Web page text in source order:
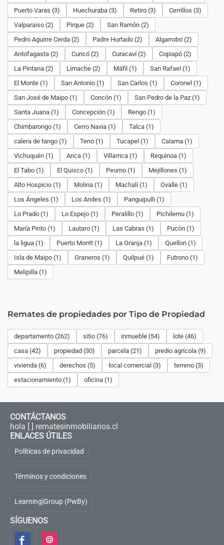
Puerto Varas (3)
Huechuraba (3) Retiro (3)
Cerrillos (3)
Valparaíso (2)
Pirque (2)
San Ramón (2)
Pedro Aguirre Cerda (2)
Padre Hurtado (2)
Algarrobo (2)
Antofagasta (2)
Curicó (2) Curacaví (2)
Copiapó (2)
La Pintana (2)
Limache (2) Máfil (1)
San Rafael (1)
El Monte (1)
San Antonio (1) San Carlos (1)
Coronel (1)
San José de Maipo (1)
Concón (1)
San Pedro de la Paz (1)
Santa Juana (1)
Concepción (1)
Rengo (1)
Chimbarongo (1)
Cerro Navia (1)
Talca (1)
calera de tango (1)
Teno (1) Tucapel (1)
Calama (1)
Vichuquén (1)
Arica (1) Villarrica (1)
Requinoa (1)
El Tabo (1)
El Quisco (1) Peumo (1)
Mejillones (1)
Alto Hospicio (1)
Molina (1) Machalí (1)
Ovalle (1)
Los Ángeles (1)
Los Andes (1)
Panguipulli (1)
Lo Prado (1)
Lo Espejo (1) Peralillo (1)
Pichilemu (1)
María Pinto (1)
Lautaro (1) Las Cabras (1)
Pucón (1)
la ligua (1)
Puerto Montt (1) La Granja (1)
Quellon (1)
Isla de Maipo (1)
Graneros (1) Quilpué (1)
Futrono (1)
Melipilla (1)
Remates de propiedades por Tipo de Propiedad
departamento (262) sitio (76) inmueble (54)
lote (46)
casa (42)
propiedad (30) parcela (21)
predio agrícola (9)
vivienda (6)
derechos (5) local comercial (3)
terreno (3)
estacionamiento (1)
oficina (1)
CONTÁCTANOS
hola [ ] rematesinmobiliarios.cl
ENLACES ÚTILES
Políticas de privacidad
Términos y condiciones
Learning|Group (PwBy)
SÍGUENOS